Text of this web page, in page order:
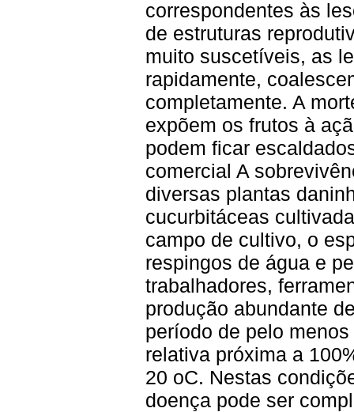
correspondentes às
de estruturas
muito suscetíveis, as
rapidamente,
completamente. A
expõem os frutos à
podem ficar
comercial A
diversas plantas
cucurbitáceas
campo de cultivo, o
respingos de água e
trabalhadores,
produção abundante
período de pelo
relativa próxima a
20 oC. Nestas
doença pode ser